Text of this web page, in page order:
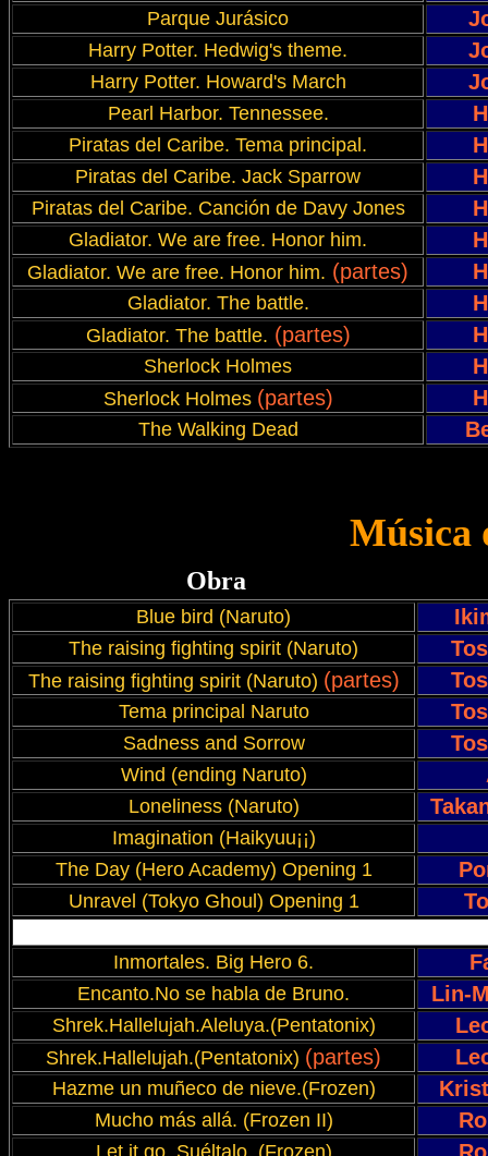
Parque Jurásico
Harry Potter. Hedwig's theme.
Harry Potter. Howard's March
Pearl Harbor. Tennessee.
Piratas del Caribe. Tema principal.
Piratas del Caribe. Jack Sparrow
Piratas del Caribe. Canción de Davy Jones
Gladiator. We are free. Honor him.
Gladiator. We are free. Honor him. (partes)
Gladiator. The battle.
Gladiator. The battle. (partes)
Sherlock Holmes
Sherlock Holmes (partes)
The Walking Dead
Música
Obra
Blue bird (Naruto)
The raising fighting spirit (Naruto)
The raising fighting spirit (Naruto) (partes)
Tema principal Naruto
Sadness and Sorrow
Wind (ending Naruto)
Loneliness (Naruto)
Imagination (Haikyuu¡¡)
The Day (Hero Academy) Opening 1
Unravel (Tokyo Ghoul) Opening 1
Inmortales. Big Hero 6.
Encanto.No se habla de Bruno. Lin-
Shrek.Hallelujah.Aleluya.(Pentatonix)
Shrek.Hallelujah.(Pentatonix) (partes)
Hazme un muñeco de nieve.(Frozen)
Mucho más allá. (Frozen II)
Let it go. Suéltalo. (Frozen)